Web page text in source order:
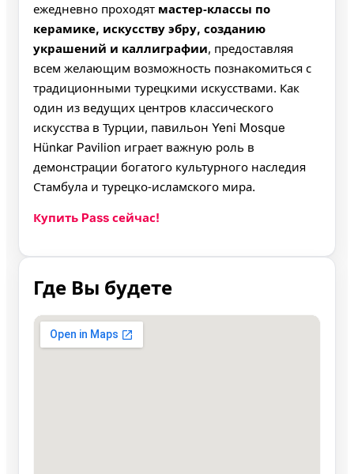
ежедневно проходят мастер‑классы по
керамике, искусству эбру, созданию
украшений и каллиграфии, предоставляя
всем желающим возможность познакомиться с
традиционными турецкими искусствами. Как
один из ведущих центров классического
искусства в Турции, павильон Yeni Mosque
Hünkar Pavilion играет важную роль в
демонстрации богатого культурного наследия
Стамбула и турецко‑исламского мира.
Купить Pass сейчас!
Где Вы будете